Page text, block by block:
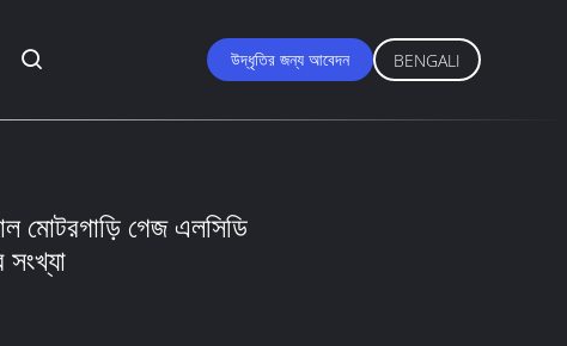
উদ্ধৃতির জন্য আবেদন BENGALI
মোটরগাড়ি গেজ এলসিডি